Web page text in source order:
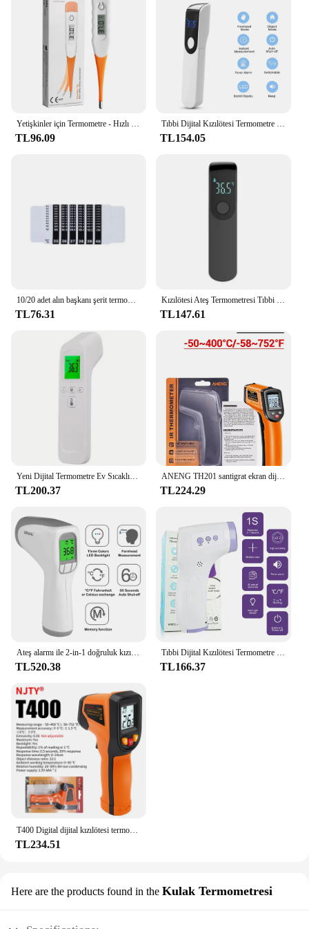
Yetişkinler için Termometre - Hızlı Okuma, Doğru Ateş Termometresi, Bazal Dijital Termometre
TL96.09
Tıbbi Dijital Kızılötesi Termometre Hızlı Sıcaklık Ölçümü Ev kullanımı El Vücut Alın temassız Termometre
TL154.05
10/20 adet alın başkanı şerit termometre su süt termometre ateş vücut bebek çocuk çocuk testi sıcaklık Sticker bebek bakımı
TL76.31
Kızılötesi Ateş Termometresi Tıbbi Ev Dijital LCD Bebek Yetişkin temassız Lazer Vücut Sıcaklığı Kulak Termometresi
TL147.61
Yeni Dijital Termometre Ev Sıcaklık Ölçümü Tıbbi temassız Kızılötesi Lazer Sıcaklık Tabancası Test Cihazı-50-500
TL200.37
ANENG TH201 santigrat ekran dijital kızılötesi termometre son derece hassas temassız sıcaklık ölçüm tabancası higrometre
TL224.29
Ateş alarmı ile 2-in-1 doğruluk kızılötesi termometre ve tüm aile için % LCD ekran doğru okumalar
TL520.38
Tıbbi Dijital Kızılötesi Termometre Hızlı Sıcaklık Ölçümü Tıbbi El Vücut Alın Temassız Termometre Tabancası
TL166.37
T400 Digital dijital kızılötesi termometre-50 ~ 600 ℃ lazer termometro Pyrometer Gun temassız lazer sıcaklık ölçer ölçer araçları
TL234.51
Here are the products found in the Kulak Termometresi